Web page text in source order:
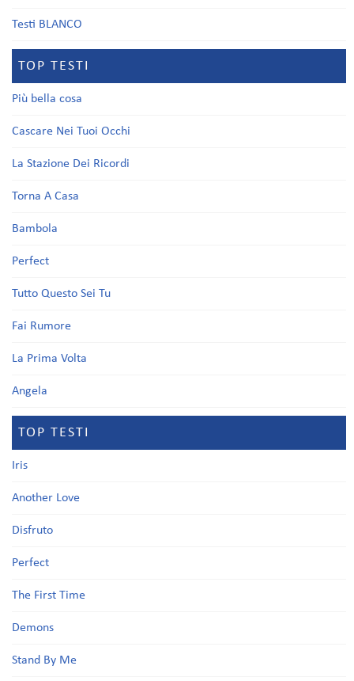
Testi BLANCO
TOP TESTI
Più bella cosa
Cascare Nei Tuoi Occhi
La Stazione Dei Ricordi
Torna A Casa
Bambola
Perfect
Tutto Questo Sei Tu
Fai Rumore
La Prima Volta
Angela
TOP TESTI
Iris
Another Love
Disfruto
Perfect
The First Time
Demons
Stand By Me